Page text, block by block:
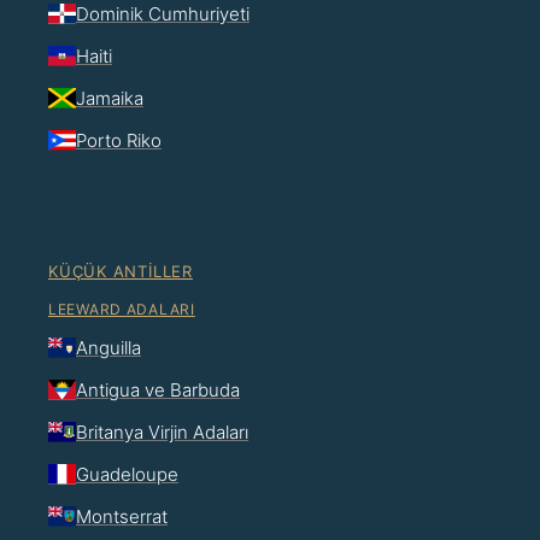
Dominik Cumhuriyeti
Haiti
Jamaika
Porto Riko
KÜÇÜK ANTILLER
LEEWARD ADALARI
Anguilla
Antigua ve Barbuda
Britanya Virjin Adaları
Guadeloupe
Montserrat